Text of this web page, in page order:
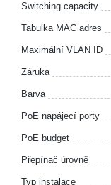
Switching capacity
Tabulka MAC adres
Maximální VLAN ID
Záruka
Barva
PoE napájecí porty
PoE budget
Přepínač úrovně
Typ instalace